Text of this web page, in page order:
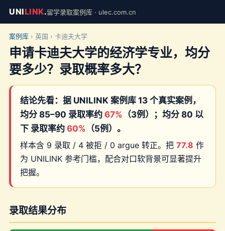
UNILINK.留学录取案例库 · ulec.com.cn
案例库 › 英国 › 卡迪夫大学
申请卡迪夫大学的经济学专业，均分
要多少？录取概率多大？
结论先看：据 UNILINK 案例库 13 个真实案例，
均分 85–90 录取率约 67% （3例）；均分 80 以
下 录取率约 60% （5例）。
样本含 9 录取 / 4 被拒 / 0 argue 转正。把 77.8 作
为 UNILINK 参考门槛，配合对口软背景可显著提升
把握。
录取结果分布